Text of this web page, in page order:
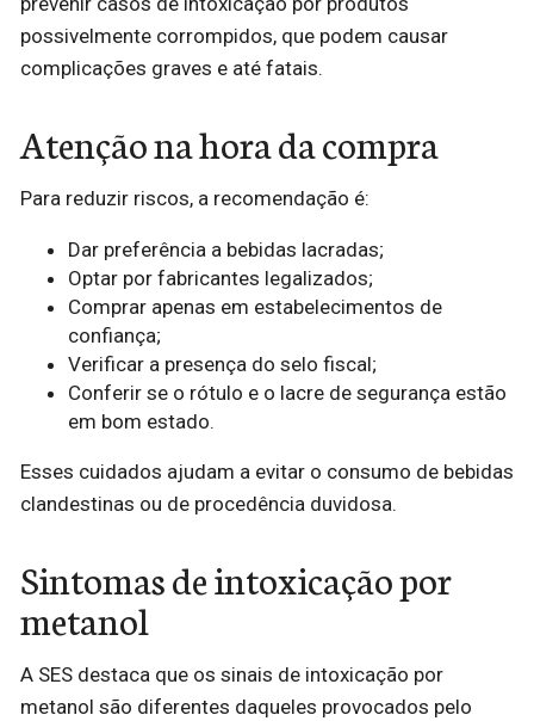
possivelmente corrompidos, que podem causar
complicações graves e até fatais.
Atenção na hora da compra
Para reduzir riscos, a recomendação é:
Dar preferência a bebidas lacradas;
Optar por fabricantes legalizados;
Comprar apenas em estabelecimentos de
confiança;
Verificar a presença do selo fiscal;
Conferir se o rótulo e o lacre de segurança estão
em bom estado.
Esses cuidados ajudam a evitar o consumo de bebidas
clandestinas ou de procedência duvidosa.
Sintomas de intoxicação por
metanol
A SES destaca que os sinais de intoxicação por
metanol são diferentes daqueles provocados pelo